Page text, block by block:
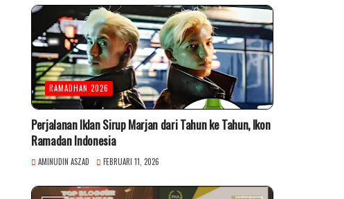
RAMADHAN 2026
Perjalanan Iklan Sirup Marjan dari Tahun ke Tahun, Ikon
Ramadan Indonesia
AMINUDIN ASZAD FEBRUARI 11, 2026